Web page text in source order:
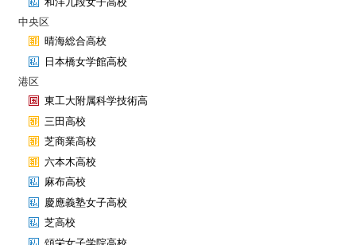
中央区
晴海総合高校
日本橋女学館高校
港区
東工大附属科学技術高
三田高校
芝商業高校
六本木高校
麻布高校
慶應義塾女子高校
芝高校
頌栄女子学院高校